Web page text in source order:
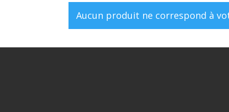
Aucun produit ne correspond à